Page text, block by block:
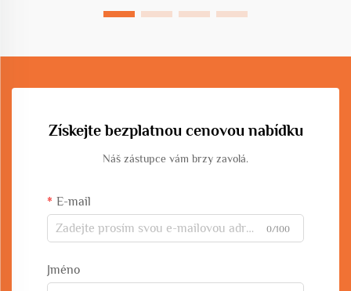
Získejte bezplatnou cenovou nabídku
Náš zástupce vám brzy zavolá.
E-mail
0/100
Jméno